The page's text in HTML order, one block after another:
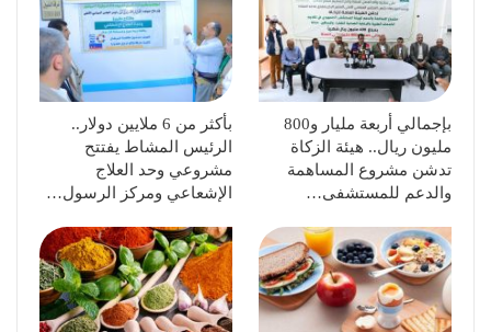
بإجمالي أربعة مليار و800
مليون ريال.. هيئة الزكاة
تدشن مشروع المساهمة
والدعم للمستشفى…
بأكثر من 6 ملايين دولار..
الرئيس المشاط يفتتح
مشروعي وحد العلاج
الإشعاعي ومركز الرسول…